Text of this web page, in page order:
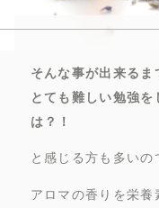
そんな事が出来るま
とても難しい勉強
は？！
と感じる方も多いの
アロマの香りを栄